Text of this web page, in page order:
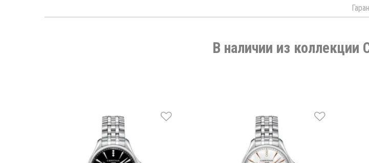
В наличии из коллекции